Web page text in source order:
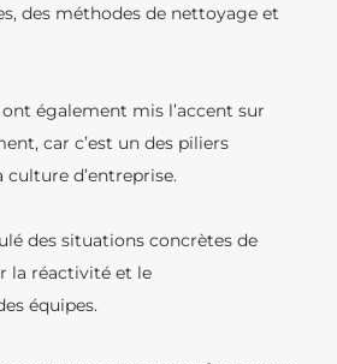
des méthodes de nettoyage et
également mis l’accent sur
car c’est un des piliers
d’entreprise.
des situations concrètes de
la réactivité et le
équipes.